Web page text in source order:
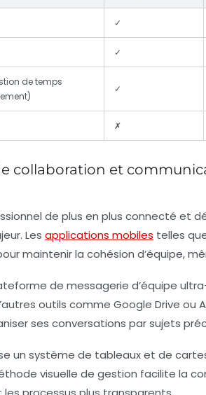
✓
✓
de temps
✓
✗
collaboration et
de plus en plus connecté et
Les applications mobiles telles
maintenir la cohésion d’équipe,
de messagerie d’équipe
outils comme Google Drive ou
ses conversations par sujets
un système de tableaux et de
visuelle de gestion facilite la